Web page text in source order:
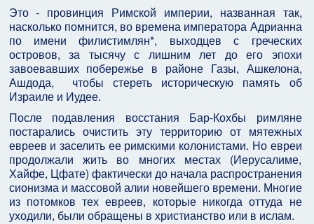
Это - провинция Римской империи, названная так,
насколько помнится, во времена императора Адрианна
по имени филистимлян*, выходцев с греческих
островов, за тысячу с лишним лет до его эпохи
завоевавших побережье в районе Газы, Ашкелона,
Ашдода, чтобы стереть историческую память об
Израиле и Иудее.
После подавления восстания Бар-Кохбы римляне
постарались очистить эту территорию от мятежных
евреев и заселить ее римскими колонистами. Но евреи
продолжали жить во многих местах (Иерусалиме,
Хайфе, Цфате) фактически до начала распространения
сионизма и массовой алии новейшего времени. Многие
из потомков тех евреев, которые никогда оттуда не
уходили, были обращены в христианство или в ислам.